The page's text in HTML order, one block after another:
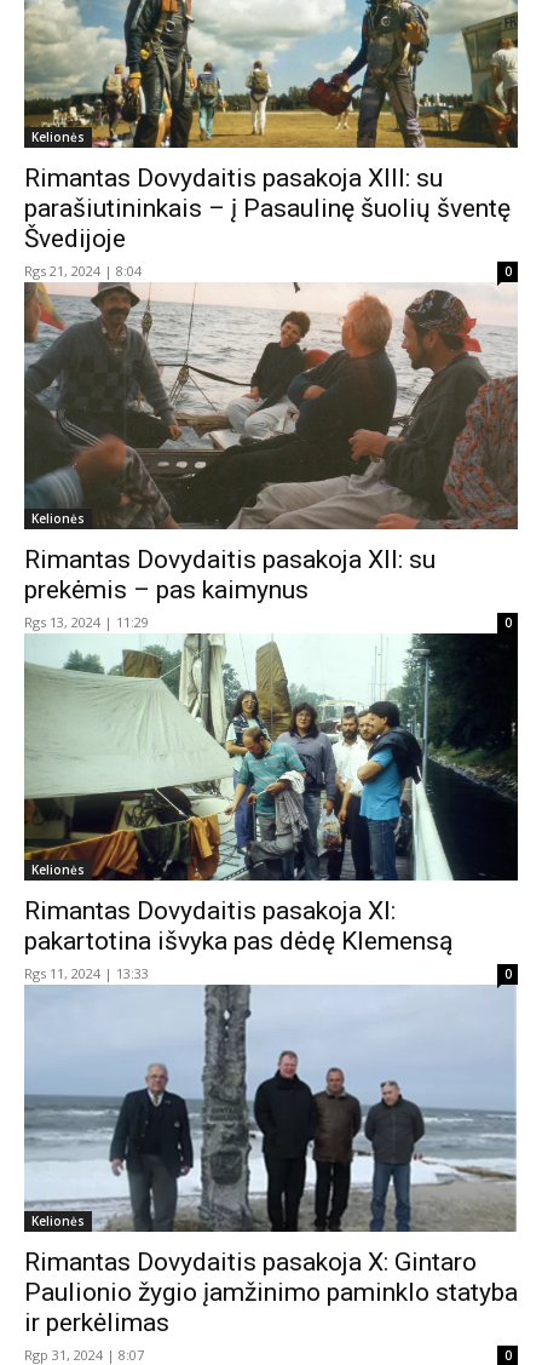
Kelionės
Rimantas Dovydaitis pasakoja XIII: su
parašiutininkais – į Pasaulinę šuolių šventę
Švedijoje
Rgs 21, 2024 | 8:04 0
Kelionės
Rimantas Dovydaitis pasakoja XII: su
prekėmis – pas kaimynus
Rgs 13, 2024 | 11:29 0
Kelionės
Rimantas Dovydaitis pasakoja XI:
pakartotina išvyka pas dėdę Klemensą
Rgs 11, 2024 | 13:33 0
Kelionės
Rimantas Dovydaitis pasakoja X: Gintaro
Paulionio žygio įamžinimo paminklo statyba
ir perkėlimas
Rgp 31, 2024 | 8:07 0